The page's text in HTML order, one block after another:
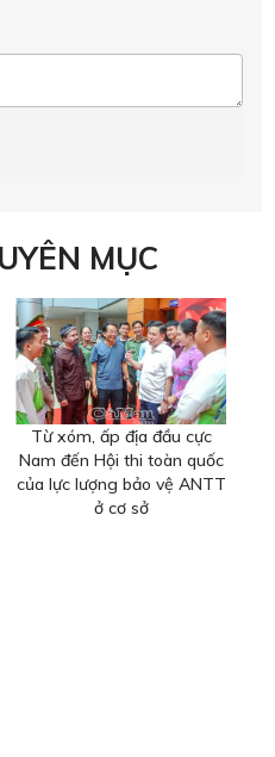
MỤC
Từ xóm, ấp địa đầu cực
Nam đến Hội thi toàn quốc
của lực lượng bảo vệ ANTT
ở cơ sở